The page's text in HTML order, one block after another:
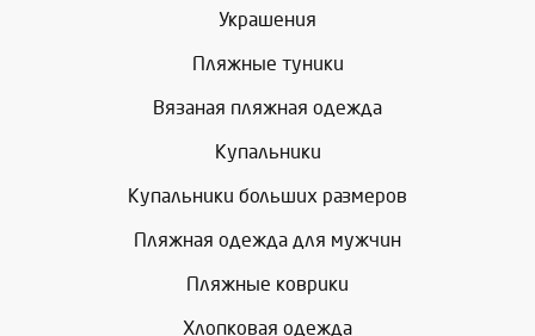
Украшения
Пляжные туники
Вязаная пляжная одежда
Купальники
Купальники больших размеров
Пляжная одежда для мужчин
Пляжные коврики
Хлопковая одежда